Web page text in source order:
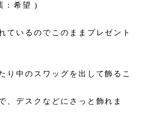
：希望 )
ているのでこのままプレゼント
り中のスワッグを出して飾るこ
、デスクなどにさっと飾れま